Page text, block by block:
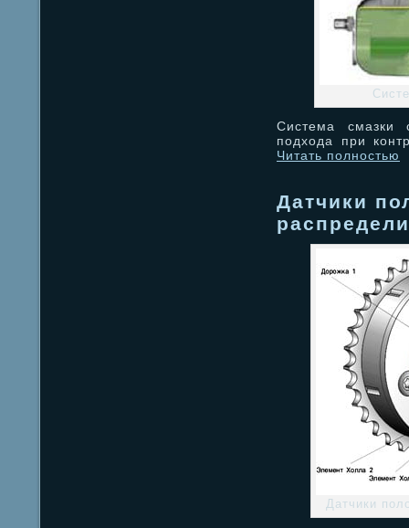
Система смазки
подхода при
Читать полностью
Датчики
Датчики